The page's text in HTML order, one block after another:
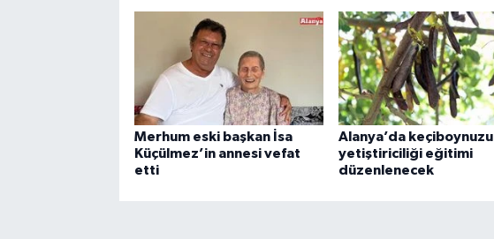
Merhum eski başkan İsa
Küçülmez’in annesi vefat
etti
Alanya’da keçiboynuzu
yetiştiriciliği eğitimi
düzenlenecek